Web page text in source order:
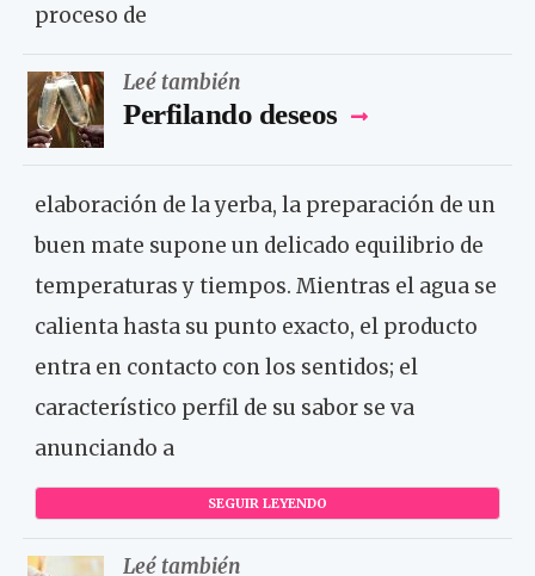
proceso de
Leé también
Perfilando deseos
elaboración de la yerba, la preparación de un
buen mate supone un delicado equilibrio de
temperaturas y tiempos. Mientras el agua se
calienta hasta su punto exacto, el producto
entra en contacto con los sentidos; el
característico perfil de su sabor se va
anunciando a
SEGUIR LEYENDO
Leé también